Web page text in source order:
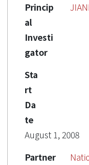
Princip
al
Investi
gator
Sta
rt
Da
te
August 1, 2008
Partner